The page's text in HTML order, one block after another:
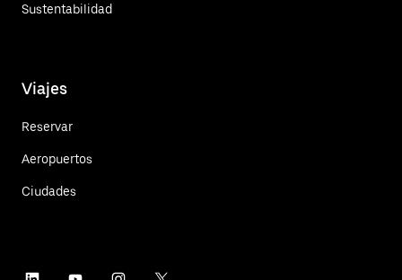
Sustentabilidad
Viajes
Reservar
Aeropuertos
Ciudades